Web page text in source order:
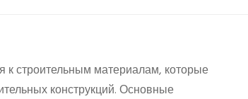
к строительным материалам, которые
конструкций. Основные